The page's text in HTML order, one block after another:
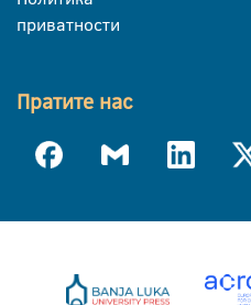
приватности
Пратите нас